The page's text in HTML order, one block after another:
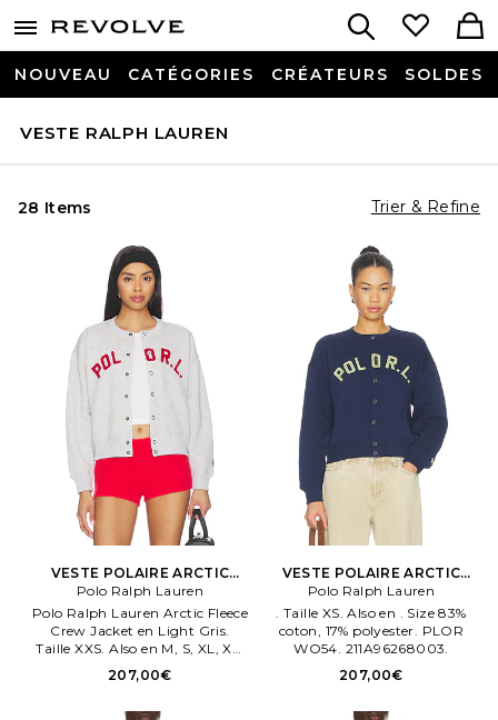
NOUVEAU CATÉGORIES CRÉATEURS SOLDES
VESTE RALPH LAUREN
28 Items Trier & Refine
VESTE POLAIRE ARCTIC
CREW en Light Gris
Polo Ralph Lauren
Polo Ralph Lauren Arctic Fleece
Crew Jacket en Light Gris.
Taille XXS. Also en M, S, XL, XS.
Polo Ralph Lauren Arctic Fleece
Crew Jacket en Light Gris.
207,00€
VESTE POLAIRE ARCTIC
CREW en Marine
Polo Ralph Lauren
. Taille XS. Also en . Size 83%
coton, 17% polyester. PLOR
WO54. 211A96268003.
207,00€